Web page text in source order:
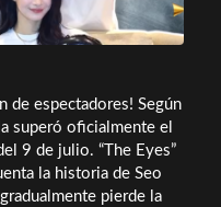
de espectadores! Según
superó oficialmente el
9 de julio. “The Eyes”
la historia de Seo
pierde la